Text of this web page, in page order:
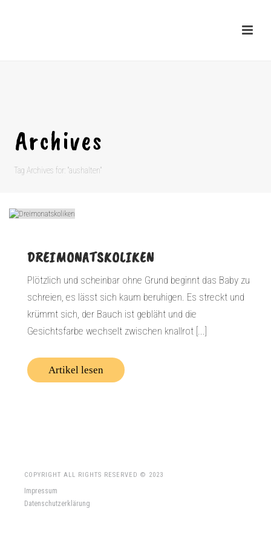
Archives
Tag Archives for: "aushalten"
DREIMONATSKOLIKEN
Plötzlich und scheinbar ohne Grund beginnt das Baby zu
schreien, es lässt sich kaum beruhigen. Es streckt und
krümmt sich, der Bauch ist gebläht und die
Gesichtsfarbe wechselt zwischen knallrot [...]
Artikel lesen
COPYRIGHT ALL RIGHTS RESERVED © 2023
Impressum
Datenschutzerklärung